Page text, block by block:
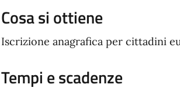
Cosa si ottiene
Iscrizione anagrafica per cittadini
Tempi e scadenze